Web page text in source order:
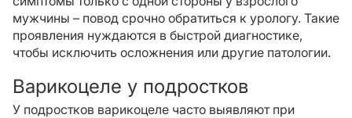
мужчины – повод срочно обратиться к урологу. Такие
проявления нуждаются в быстрой диагностике,
чтобы исключить осложнения или другие патологии.
Варикоцеле у подростков
У подростков варикоцеле часто выявляют при